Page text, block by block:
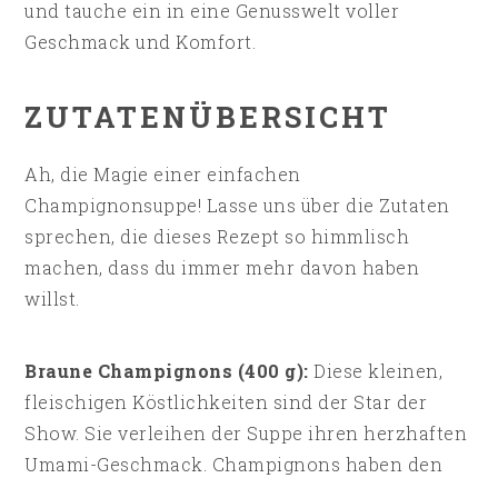
und tauche ein in eine Genusswelt voller
Geschmack und Komfort.
ZUTATENÜBERSICHT
Ah, die Magie einer einfachen
Champignonsuppe! Lasse uns über die Zutaten
sprechen, die dieses Rezept so himmlisch
machen, dass du immer mehr davon haben
willst.
Braune Champignons (400 g): Diese kleinen,
fleischigen Köstlichkeiten sind der Star der
Show. Sie verleihen der Suppe ihren herzhaften
Umami-Geschmack. Champignons haben den